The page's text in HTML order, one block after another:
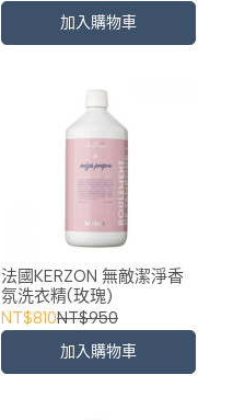
加入購物車
法國KERZON 無敵潔淨香
氛洗衣精(玫瑰)
NT$810NT$950
加入購物車